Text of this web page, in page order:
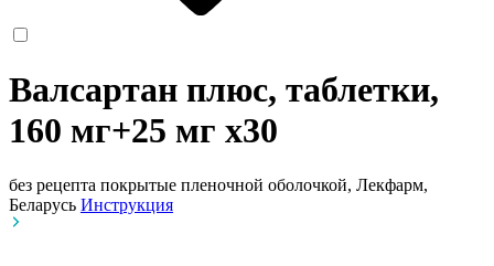
Валсартан плюс, таблетки,
160 мг+25 мг x30
без рецепта покрытые пленочной оболочкой, Лекфарм,
Беларусь Инструкция